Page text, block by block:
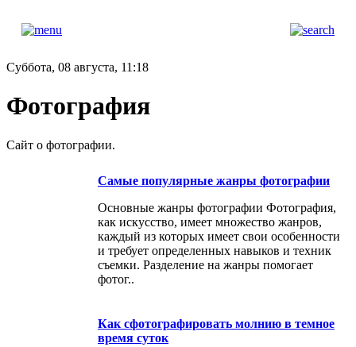
Суббота, 08 августа, 11:18
Фотография
Сайт о фотографии.
Самые популярные жанры фотографии
Основные жанры фотографии Фотография,
как искусство, имеет множество жанров,
каждый из которых имеет свои особенности
и требует определенных навыков и техник
съемки. Разделение на жанры помогает
фотог..
Как сфотографировать молнию в темное
время суток